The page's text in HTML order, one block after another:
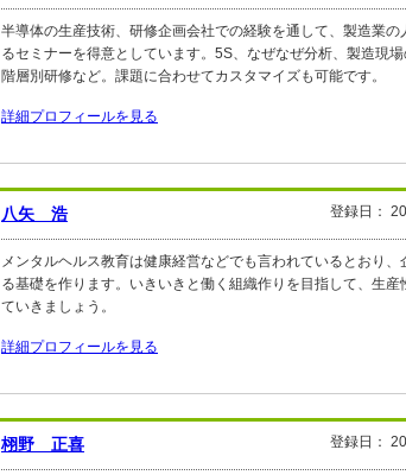
半導体の生産技術、研修企画会社での経験を通して、製造業の
るセミナーを得意としています。5S、なぜなぜ分析、製造現場
階層別研修など。課題に合わせてカスタマイズも可能です。
詳細プロフィールを見る
八矢 浩 登録日：
メンタルヘルス教育は健康経営などでも言われているとおり、
る基礎を作ります。いきいきと働く組織作りを目指して、生産
ていきましょう。
詳細プロフィールを見る
栩野 正喜 登録日：